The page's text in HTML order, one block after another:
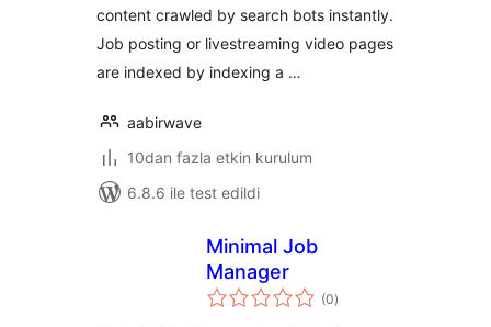
content crawled by search bots instantly.
Job posting or livestreaming video pages
are indexed by indexing a …
aabirwave
10dan fazla etkin kurulum
6.8.6 ile test edildi
Minimal Job
Manager
(0toplam
puan
)